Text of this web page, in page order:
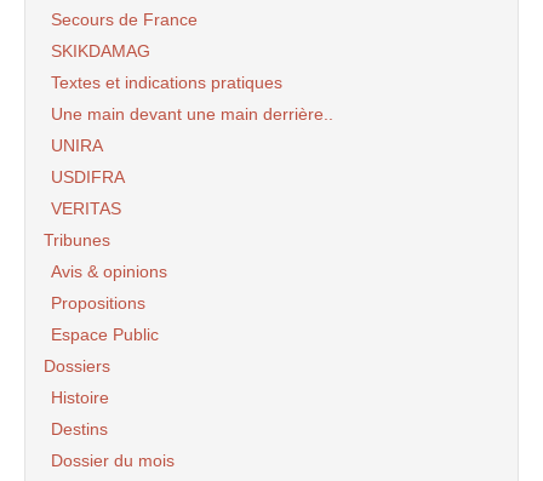
Secours de France
SKIKDAMAG
Textes et indications pratiques
Une main devant une main derrière..
UNIRA
USDIFRA
VERITAS
Tribunes
Avis & opinions
Propositions
Espace Public
Dossiers
Histoire
Destins
Dossier du mois